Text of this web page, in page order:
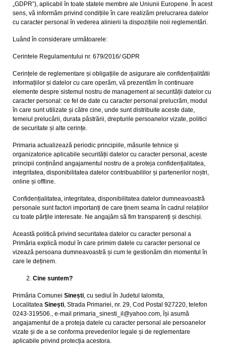
„GDPR”), aplicabil în toate statele membre ale Uniunii Europene. În acest
sens, vă informăm privind condițiile în care realizăm prelucrarea datelor
cu caracter personal în vederea alinierii la dispozițiile noii reglementări.
Luând în considerare următoarele:
Cerintele Regulamentului nr. 679/2016/ GDPR
Cerințele de reglementare și obligațiile de asigurare ale confidențialitătii
informațiilor și datelor cu care operăm, vă prezentăm în continuare
elemente despre sistemul nostru de management al securității datelor cu
caracter personal: ce fel de date cu caracter personal prelucrăm, modul
în care sunt utilizate și către cine, unde sunt distribuite aceste date,
temeiul prelucării, durata păstrării, drepturile persoanelor vizate, politici
de securitate și alte cerințe.
Primaria actualizează periodic principiile, măsurile tehnice și
organizatorice aplicabile securității datelor cu caracter personal, aceste
principii conținând angajamentul nostru de a proteja confidențialitatea,
integritatea, disponibilitatea datelor contribuabililor și partenerilor noștri,
online și offline.
Confidențialitatea, integritatea, disponibilitatea datelor dumneavoastră
personale sunt factori importanți de care ținem seama în cadrul relațiilor
cu toate părțile interesate. Ne angajăm să fim transparenți și deschiși.
Această politică privind securitatea datelor cu caracter personal a
Primăria explică modul în care primim datele cu caracter personal ce
vizează persoana dumneavoastră și cum le gestionăm din momentul în
care le deținem.
Cine suntem?
Primăria Comunei Sinești, cu sediul în Judetul Ialomita,
Localitatea Sinești, Strada Primariei, nr. 29, Cod Postal 927220, telefon
0243-319506., e-mail primaria_sinesti_il@yahoo.com, își asumă
angajamentul de a proteja datele cu caracter personal ale persoanelor
vizate și de a se conforma prevederilor legale și de reglementare
aplicabile privind protecția acestora.